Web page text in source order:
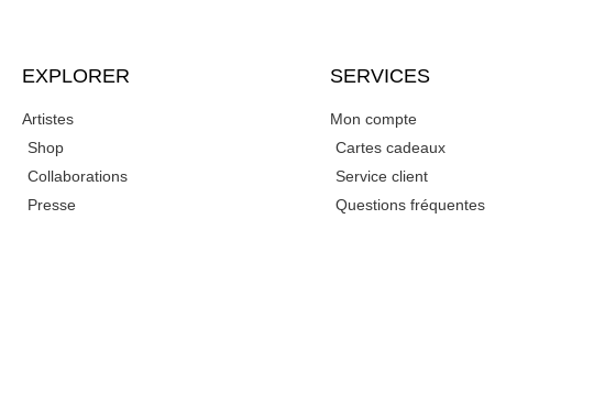
EXPLORER
Artistes
Shop
Collaborations
Presse
SERVICES
Mon compte
Cartes cadeaux
Service client
Questions fréquentes